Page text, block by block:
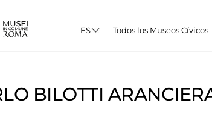
Todos los Museos Cívicos
BILOTTI